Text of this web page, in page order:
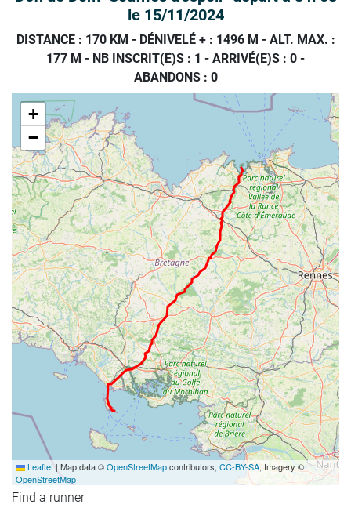
le 15/11/2024
DISTANCE : 170 KM - DÉNIVELÉ + : 1496 M - ALT. MAX. :
177 M - NB INSCRIT(E)S : 1 - ARRIVÉ(E)S : 0 -
ABANDONS : 0
+
−
Leaflet | Map data ©OpenStreetMapcontributors, CC-BY-SA, Imagery ©
OpenStreetMap
Find a runner